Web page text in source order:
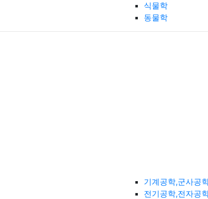
식물학
동물학
기계공학,군사공
전기공학,전자공